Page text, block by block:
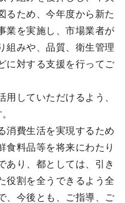
るため、今年度から新た
業を実施し、市場業者が
組みや、品質、衛生管理
に対する支援を行ってご
していただけるよう、
費生活を実現するため
食料品等を将来にわたり
あり、都としては、引き
役割を全うできるよう全
、今後とも、ご指導、ご